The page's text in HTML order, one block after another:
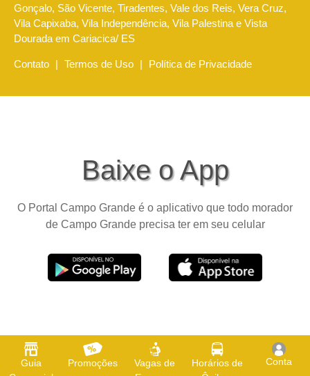
Guia
Promoções
Vagas de
Horários de
Conta
Gonçalo, São Vicente, Tiradentes, Vale dos Reis, Vera Cruz,
Vila Capixaba, Vila Independência, Vila Palestina e Vista
Dourada em Cariacica/ ES
Contato | Termos de Uso | Política de Privacidade
Baixe o App
O Portal Campo Grande é o aplicativo que todo morador
de Campo Grande precisa ter em seu celular